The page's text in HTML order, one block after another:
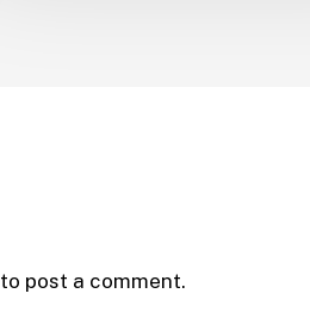
to post a comment.